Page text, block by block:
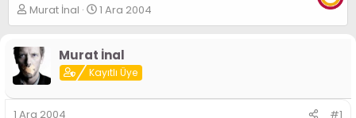
K
o
u
y
u
B
a
Murat İnal
B
a
a
n
g
1 Ara 2004
Murat İnal
Kayıtlı Üye
1 Ara 2004 #1